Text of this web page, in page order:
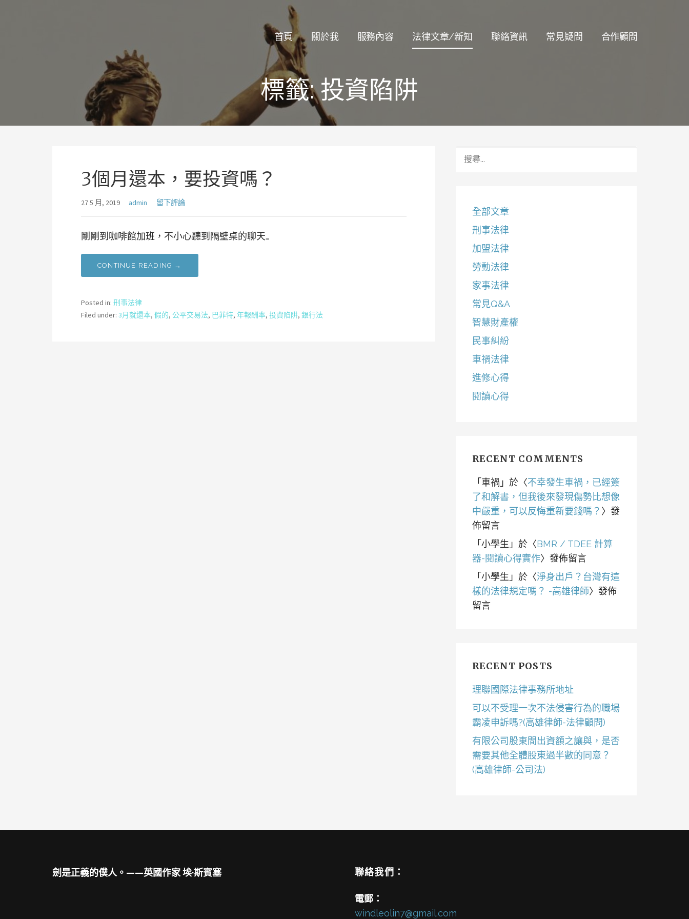
首頁 關於我 服務內容 法律文章/新知 聯絡資訊 常見疑問 合作顧問
標籤:投資陷阱
3個月還本，要投資嗎？
27 5 月, 2019 admin 留下評論
剛剛到咖啡館加班，不小心聽到隔壁桌的聊天…
CONTINUE READING →
Posted in: 刑事法律
Filed under: 3月就還本, 假的, 公平交易法, 巴菲特, 年報酬率, 投資陷阱, 銀行法
全部文章
刑事法律
加盟法律
勞動法律
家事法律
常見Q&A
智慧財產權
民事糾紛
車禍法律
進修心得
閱讀心得
RECENT COMMENTS
「 車禍 」於〈不幸發生車禍，已經簽
了和解書，但我後來發現傷勢比想像
中嚴重，可以反悔重新要錢嗎？ 〉發
佈留言
「 小學生 」於〈BMR / TDEE 計算
器-閱讀心得實作〉發佈留言
「 小學生 」於〈淨身出戶？台灣有這
樣的法律規定嗎？ -高雄律師〉發佈
留言
RECENT POSTS
理聯國際法律事務所地址
可以不受理一次不法侵害行為的職場
霸凌申訴嗎?(高雄律師-法律顧問)
有限公司股東間出資額之讓與，是否
需要其他全體股東過半數的同意？
(高雄律師-公司法)
劍是正義的僕人。——英國作家 埃·斯賓塞 聯絡我們：
電郵：
windleolin7@gmail.com